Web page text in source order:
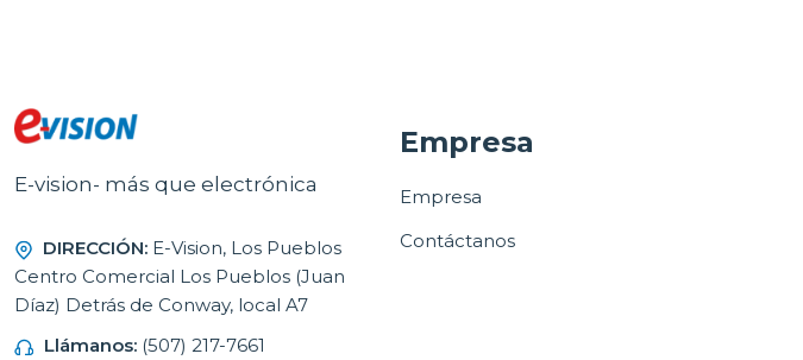
E-vision- más que electrónica
DIRECCIÓN: E-Vision, Los Pueblos
Centro Comercial Los Pueblos (Juan
Díaz) Detrás de Conway, local A7
Llámanos: (507) 217-7661
Empresa
Empresa
Contáctanos